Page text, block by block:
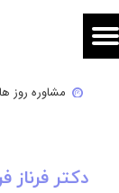
دکتر فرناز
مشاوره روز